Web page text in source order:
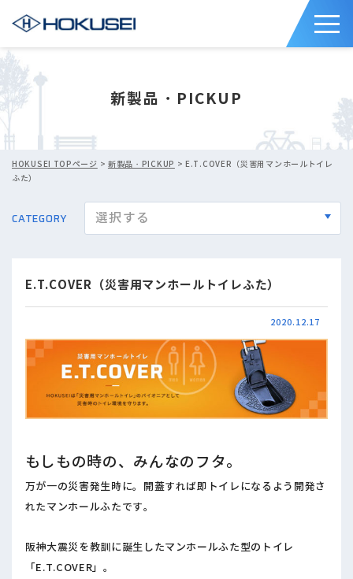
新製品・PICKUP
HOKUSEI TOPページ > 新製品・PICKUP > E.T.COVER（災害用マンホールトイレ
ふた）
CATEGORY
E.T.COVER（災害用マンホールトイレふた）
2020.12.17
もしもの時の、みんなのフタ。
万が一の災害発生時に。開蓋すれば即トイレになるよう開発さ
れたマンホールふたです。
阪神大震災を教訓に誕生したマンホールふた型のトイレ
「E.T.COVER」。